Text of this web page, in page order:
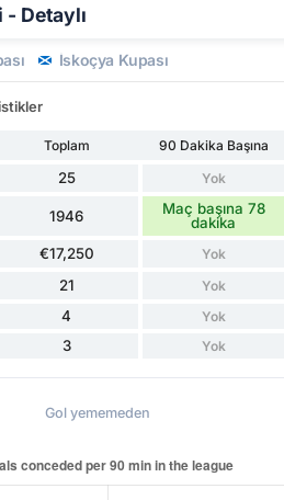
Detaylı
İskoçya Kupası
Toplam 90 Dakika Başına
25 Yok
1946
Maç başına 78
dakika
€17,250 Yok
21 Yok
4 Yok
3 Yok
Gol yememeden